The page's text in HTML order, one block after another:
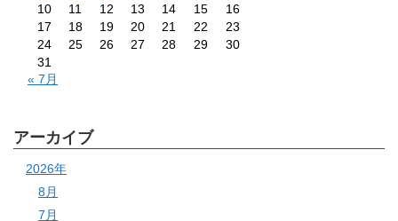
10
11 12 13 14 15
16
17
18 19 20 21 22
23
24
25 26 27 28 29
30
31
« 7月
アーカイブ
2026年
8月
7月